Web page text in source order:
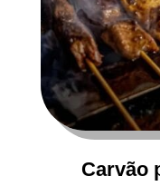
Carvão